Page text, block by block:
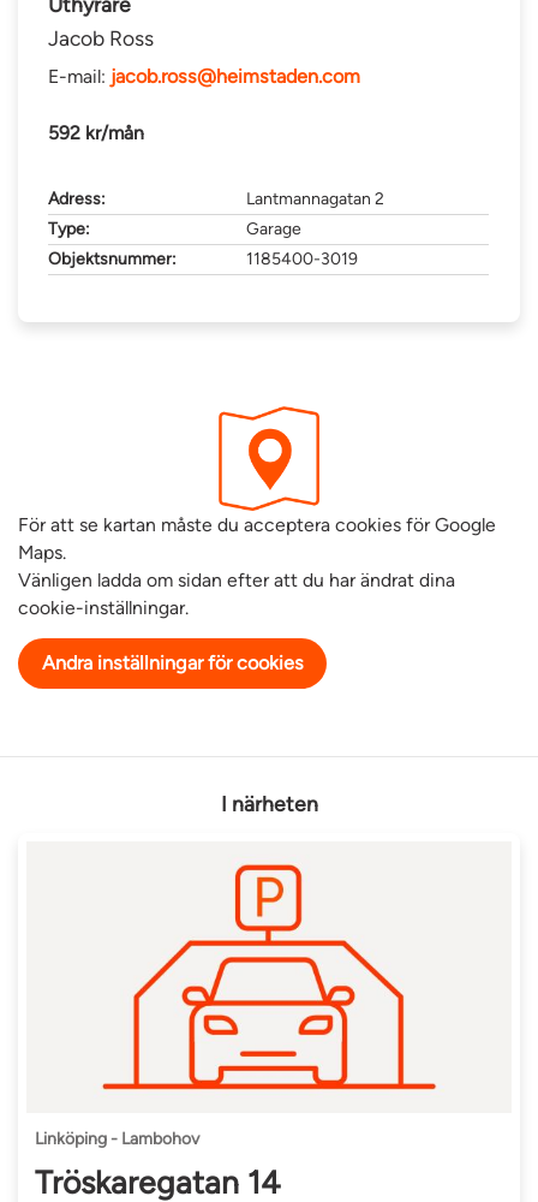
Jacob Ross
E-mail: jacob.ross@heimstaden.com
592 kr/mån
Adress:
Lantmannagatan 2
Type:
Garage
Objektsnummer:
1185400-3019
För att se kartan måste du acceptera cookies för Google
Maps.
Vänligen ladda om sidan efter att du har ändrat dina
cookie-inställningar.
Andra inställningar för cookies
I närheten
Linköping - Lambohov
Tröskaregatan 14